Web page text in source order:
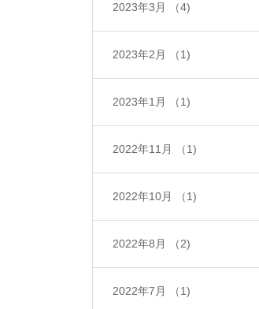
2023年3月 （4)
2023年2月 （1)
2023年1月 （1)
2022年11月 （1)
2022年10月 （1)
2022年8月 （2)
2022年7月 （1)